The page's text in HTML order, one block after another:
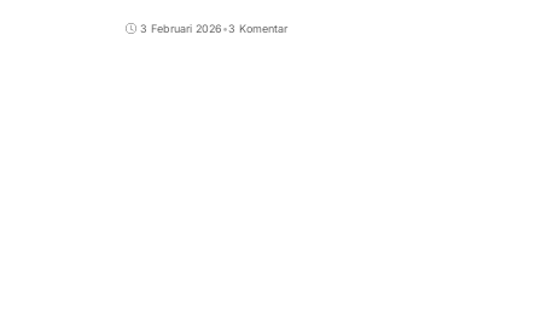
3 Februari 2026•3 Komentar